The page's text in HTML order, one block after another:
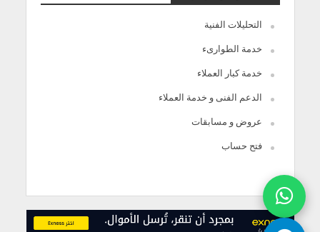
التحليلات الفنية
خدمة الطوارىء
خدمة كبار العملاء
الدعم الفنى و خدمة العملاء
عروض و مسابقات
فتح حساب